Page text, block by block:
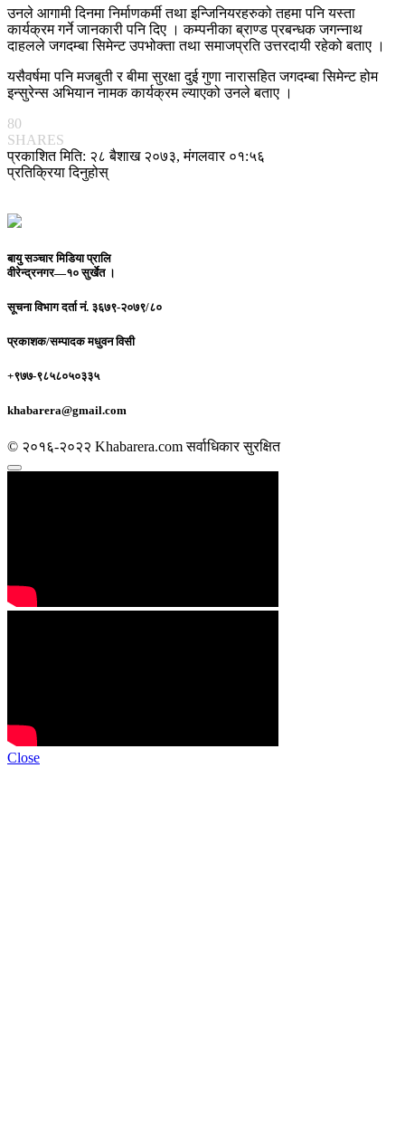
उनले आगामी दिनमा निर्माणकर्मी तथा इन्जिनियरहरुको तहमा पनि यस्ता
कार्यक्रम गर्ने जानकारी पनि दिए । कम्पनीका ब्राण्ड प्रबन्धक जगन्नाथ
दाहलले जगदम्बा सिमेन्ट उपभोक्ता तथा समाजप्रति उत्तरदायी रहेको बताए ।
यसैवर्षमा पनि मजबुती र बीमा सुरक्षा दुई गुणा नारासहित जगदम्बा सिमेन्ट होम
इन्सुरेन्स अभियान नामक कार्यक्रम ल्याएको उनले बताए ।
80
SHARES
प्रकाशित मिति: २८ बैशाख २०७३, मंगलवार ०१:५६
प्रतिक्रिया दिनुहोस्
बायु सञ्चार मिडिया प्रालि
वीरेन्द्रनगर—१० सुर्खेत ।
सूचना विभाग दर्ता नं. ३६७९-२०७९/८०
प्रकाशक/सम्पादकमधुवन विसी
+९७७-९८५८०५०३३५
khabarera@gmail.com
© २०१६-२०२२ Khabarera.com सर्वाधिकार सुरक्षित
Close